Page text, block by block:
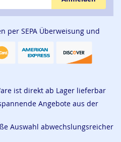
per SEPA Überweisung und
ist direkt ab Lager lieferbar
Angebote aus der
Auswahl abwechslungsreicher